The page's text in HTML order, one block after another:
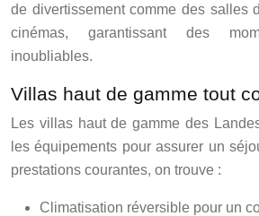
de divertissement comme des salles
cinémas, garantissant des
inoubliables.
Villas haut de gamme tout
Les villas haut de gamme des
les équipements pour assurer un
prestations courantes, on trouve :
Climatisation réversible pour un